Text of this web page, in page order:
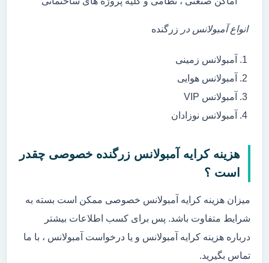
انواع آمبولانس در زرگنده
آمبولانس زمینی
آمبولانس هوایی
آمبولانس VIP
آمبولانس نوزادان
هزینه کرایه آمبولانس زرگنده خصوصی چقدر
است ؟
میزان هزینه کرایه آمبولانس خصوصی ممکن است بسته به
شرایط متفاوت باشد. پس برای کسب اطلاعات بیشتر
درباره هزینه کرایه آمبولانس و یا درخواست آمبولانس ، با ما
تماس بگیرید.